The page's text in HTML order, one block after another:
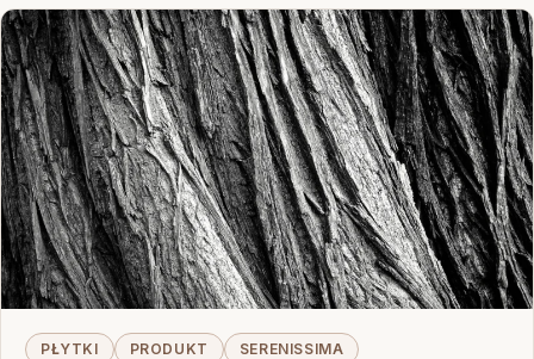
PŁYTKI PRODUKT SERENISSIMA